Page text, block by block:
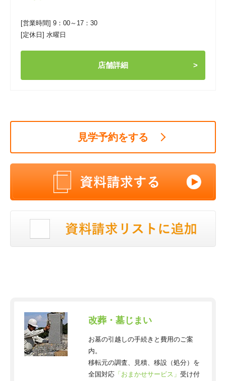
[営業時間] 9：00～17：30
[定休日] 水曜日
店舗詳細
見学予約をする
改葬・墓じまい
お墓の引越しの手続きと費用のご案
内。
移転元の調査、見積、移設（処分）を
全国対応「おまかせサービス」 受け付